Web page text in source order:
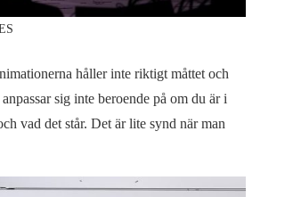
håller inte riktigt måttet och
sig inte beroende på om du är i
vad det står. Det är lite synd när man